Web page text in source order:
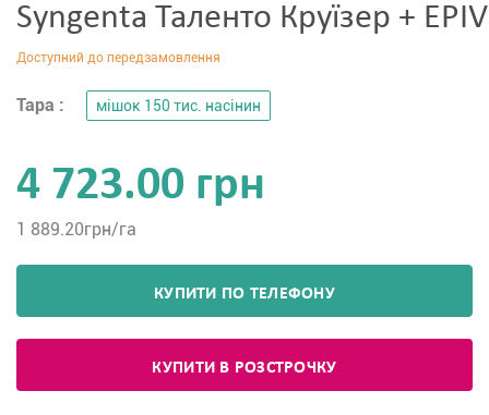
Syngenta Таленто Круїзер +
Тара : мішок 150 тис. насінин
4 723.00 грн
1 889.20грн/га
КУПИТИ ПО ТЕЛЕФОНУ
КУПИТИ В РОЗСТРОЧКУ